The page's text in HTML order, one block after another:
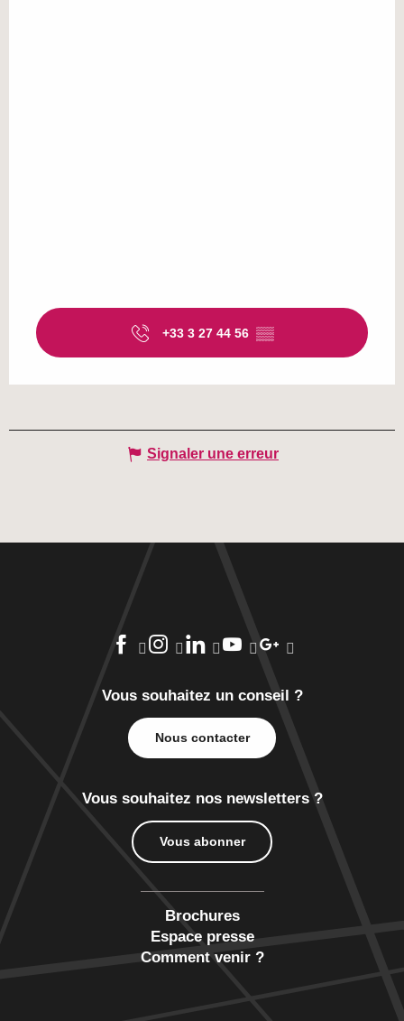
+33 3 27 44 56 ▒▒
Signaler une erreur
Vous souhaitez un conseil ?
Nous contacter
Vous souhaitez nos newsletters ?
Vous abonner
Brochures
Espace presse
Comment venir ?